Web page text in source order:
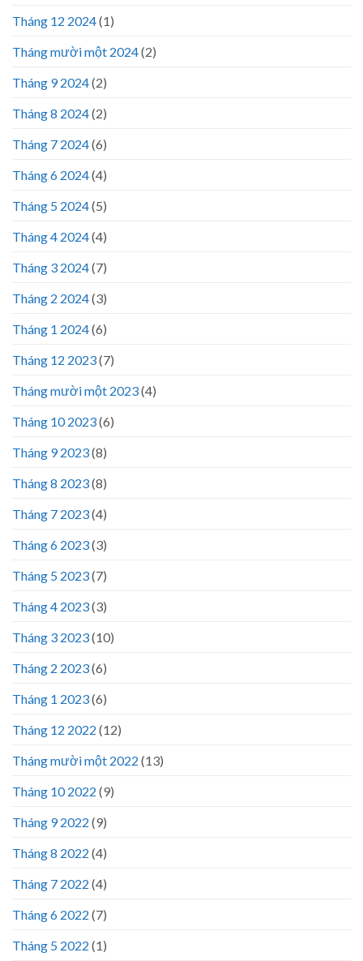
Tháng 12 2024(1)
Tháng mười một 2024(2)
Tháng 9 2024(2)
Tháng 8 2024(2)
Tháng 7 2024(6)
Tháng 6 2024(4)
Tháng 5 2024(5)
Tháng 4 2024(4)
Tháng 3 2024(7)
Tháng 2 2024(3)
Tháng 1 2024(6)
Tháng 12 2023(7)
Tháng mười một 2023(4)
Tháng 10 2023(6)
Tháng 9 2023(8)
Tháng 8 2023(8)
Tháng 7 2023(4)
Tháng 6 2023(3)
Tháng 5 2023(7)
Tháng 4 2023(3)
Tháng 3 2023(10)
Tháng 2 2023(6)
Tháng 1 2023(6)
Tháng 12 2022 (12)
Tháng mười một 2022 (13)
Tháng 10 2022 (9)
Tháng 9 2022 (9)
Tháng 8 2022 (4)
Tháng 7 2022 (4)
Tháng 6 2022 (7)
Tháng 5 2022 (1)